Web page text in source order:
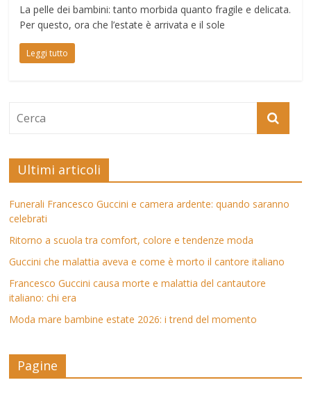
La pelle dei bambini: tanto morbida quanto fragile e delicata.
Per questo, ora che l’estate è arrivata e il sole
Leggi tutto
Ultimi articoli
Funerali Francesco Guccini e camera ardente: quando saranno
celebrati
Ritorno a scuola tra comfort, colore e tendenze moda
Guccini che malattia aveva e come è morto il cantore italiano
Francesco Guccini causa morte e malattia del cantautore
italiano: chi era
Moda mare bambine estate 2026: i trend del momento
Pagine